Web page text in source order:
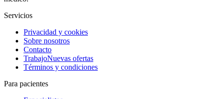
Servicios
Privacidad y cookies
Sobre nosotros
Contacto
TrabajoNuevas ofertas
Términos y condiciones
Para pacientes